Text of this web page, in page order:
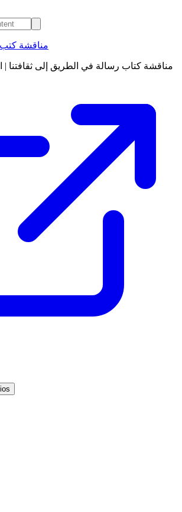
مناقشة كتب
مناقشة كتاب رسالة في الطريق إلى ثقافتنا |